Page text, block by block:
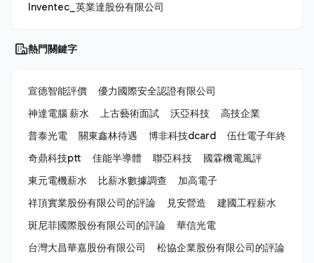
Inventec_英業達股份有限公司
熱門關鍵字
宣德智能評價
優力國際安全認證有限公司
神達電腦 薪水
上古藝術面試 沃亞科技
高技企業
普泰光電
關東鑫林待遇 博非科技dcard
伍仕電子年終
奇鼎科技ptt
佳能半導體 聯亞科技
國霖機電風評
東元電機薪水
比薪水數據調查
加高電子
祥頂實業股份有限公司的評論
見安營造
建國工程薪水
斑尼菲國際股份有限公司的評論
華信光電
台灣大昌華嘉股份有限公司
松協企業股份有限公司的評論